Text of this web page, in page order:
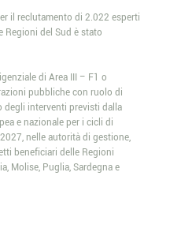
il reclutamento di 2.022 esperti
Regioni del Sud è stato
di Area III – F1 o
pubbliche con ruolo di
degli interventi previsti dalla
e nazionale per i cicli di
nelle autorità di gestione,
beneficiari delle Regioni
Molise, Puglia, Sardegna e